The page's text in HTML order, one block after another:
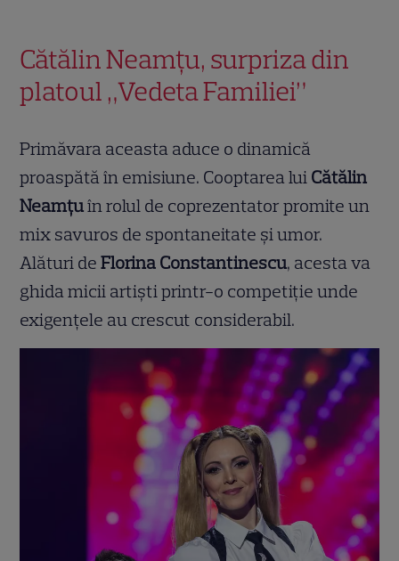
Cătălin Neamțu, surpriza din
platoul „Vedeta Familiei”
Primăvara aceasta aduce o dinamică
proaspătă în emisiune. Cooptarea lui Cătălin
Neamțuîn rolul de coprezentator promite un
mix savuros de spontaneitate și umor.
Alături deFlorina Constantinescu, acesta va
ghida micii artiști printr-o competiție unde
exigențele au crescut considerabil.